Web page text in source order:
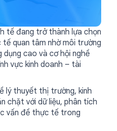
tế đang trở thành lựa chọn
tế quan tâm nhờ môi trường
cao và cơ hội nghề
vực kinh doanh – tài
lý thuyết thị trường, kinh
chặt với dữ liệu, phân tích
vấn đề thực tế trong